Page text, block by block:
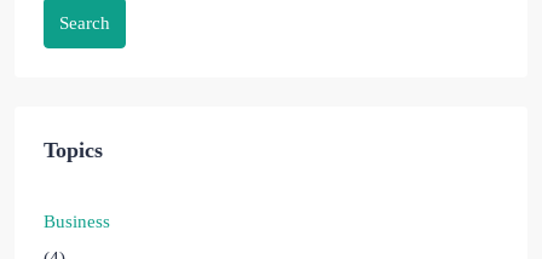
Search
Topics
Business